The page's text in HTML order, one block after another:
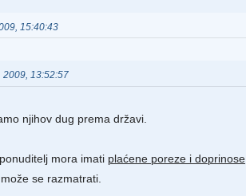
15:40:43
13:52:57
njihov dug prema državi.
mora imati plaćene poreze i doprinose
se razmatrati.